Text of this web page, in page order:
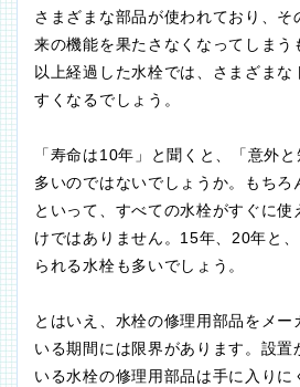
さまざまな部品が使われており、そ
来の機能を果たさなくなってしま
以上経過した水栓では、さまざま
すくなるでしょう。
「寿命は10年」と聞くと、「意外
多いのではないでしょうか。もちろ
といって、すべての水栓がすぐに
けではありません。15年、20年と
られる水栓も多いでしょう。
とはいえ、水栓の修理用部品をメ
いる期間には限界があります。設置
いる水栓の修理用部品は手に入り